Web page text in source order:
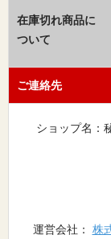
在庫切れ商品に
ついて
ご連絡先
ショップ名：
運営会社： 株